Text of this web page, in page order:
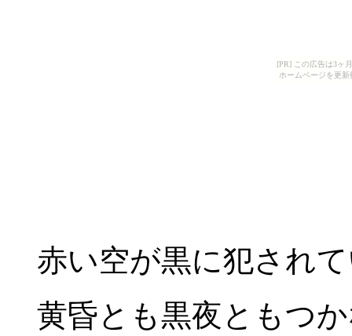
[PR] この広告は3ヶ
ホームページを更
赤い空が黒に犯され
黄昏とも黒夜ともつ